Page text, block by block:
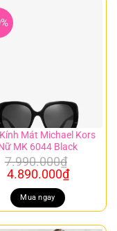
Mát Michael Kors
MK 6044 Black
7.990.000₫
Giá
gốc
là:
7.990.000₫.
4.890.000₫Giá
hiện
là:
Mua ngay